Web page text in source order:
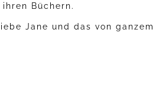
Büchern.
Jane und das von